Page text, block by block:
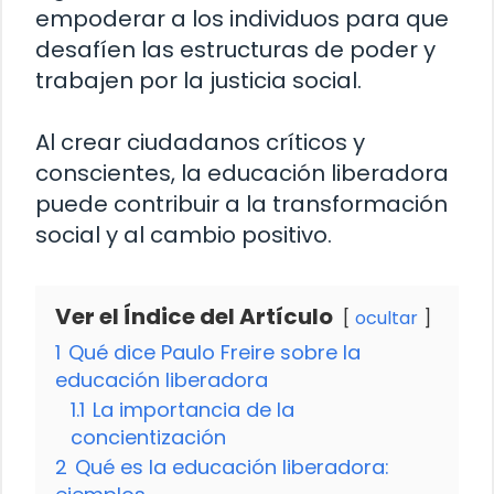
empoderar a los individuos para que
desafíen las estructuras de poder y
trabajen por la justicia social.
Al crear ciudadanos críticos y
conscientes, la educación liberadora
puede contribuir a la transformación
social y al cambio positivo.
Ver el Índice del Artículo ocultar
1 Qué dice Paulo Freire sobre la
educación liberadora
1.1 La importancia de la
concientización
2 Qué es la educación liberadora: